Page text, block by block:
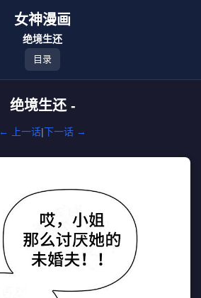
女神漫画
绝境生还
目录
绝境生还 -
← 上一话|下一话 →